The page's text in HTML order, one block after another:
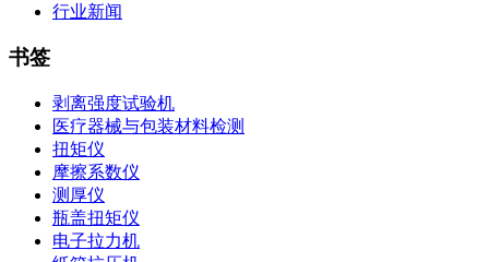
行业新闻
书签
剥离强度试验机
医疗器械与包装材料检测
扭矩仪
摩擦系数仪
测厚仪
瓶盖扭矩仪
电子拉力机